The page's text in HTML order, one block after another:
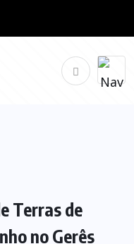
Terras de
no Gerês